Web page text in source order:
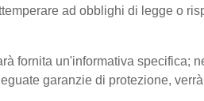
ad obblighi di legge o
fornita un'informativa specifica;
garanzie di protezione,